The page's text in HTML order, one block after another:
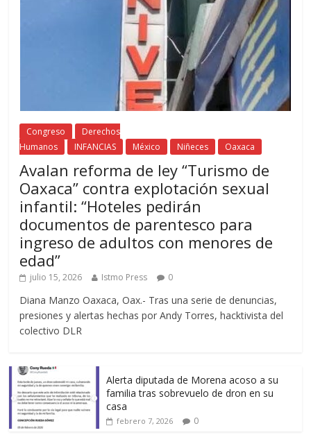
Congreso
Derechos
Humanos
INFANCIAS México Niñeces Oaxaca
Avalan reforma de ley “Turismo de
Oaxaca” contra explotación sexual
infantil: “Hoteles pedirán
documentos de parentesco para
ingreso de adultos con menores de
edad”
julio 15, 2026 Istmo Press 0
Diana Manzo Oaxaca, Oax.- Tras una serie de denuncias,
presiones y alertas hechas por Andy Torres, hacktivista del
colectivo DLR
Alerta diputada de Morena acoso a su
familia tras sobrevuelo de dron en su
casa
febrero 7, 2026 0